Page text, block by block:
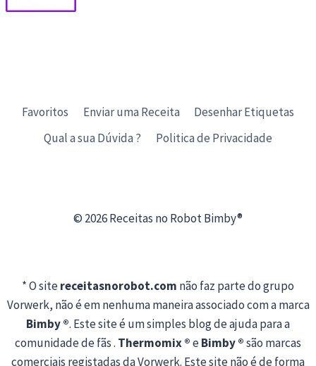
Favoritos Enviar uma Receita
Desenhar Etiquetas
Qual a sua Dúvida ?
Politica de Privacidade
© 2026 Receitas no Robot Bimby®
* O sitereceitasnorobot.com não faz parte do grupo
Vorwerk, não é em nenhuma maneira associado com a marca
Bimby ®. Este site é um simples blog de ajuda para a
comunidade de fãs . Thermomix ®eBimby ®são marcas
comerciais registadas da Vorwerk. Este site não é de forma